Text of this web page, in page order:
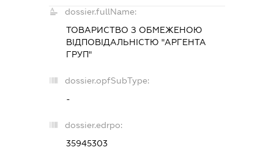
dossier.fullName:
ТОВАРИСТВО З ОБМЕЖЕНОЮ
ВІДПОВІДАЛЬНІСТЮ "АРГЕНТА
ГРУП"
dossier.opfSubType:
-
dossier.edrpo:
35945303